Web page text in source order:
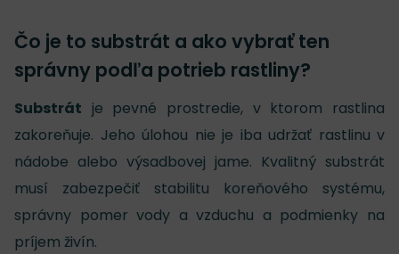
Čo je to substrát a ako vybrať ten
správny podľa potrieb rastliny?
Substrát je pevné prostredie, v ktorom rastlina
zakoreňuje. Jeho úlohou nie je iba udržať rastlinu v
nádobe alebo výsadbovej jame. Kvalitný substrát
musí zabezpečiť stabilitu koreňového systému,
správny pomer vody a vzduchu a podmienky na
príjem živín.